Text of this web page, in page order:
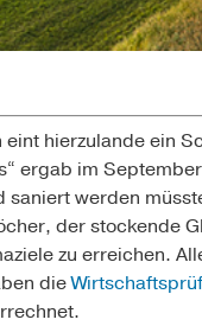
hierzulande ein
ergab im
werden
der stockende
zu erreichen.
die